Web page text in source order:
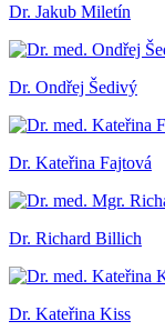
Dr. Jakub Miletín
Dr. Ondřej Šedivý
Dr. Kateřina Fajtová
Dr. Richard Billich
Dr. Kateřina Kiss